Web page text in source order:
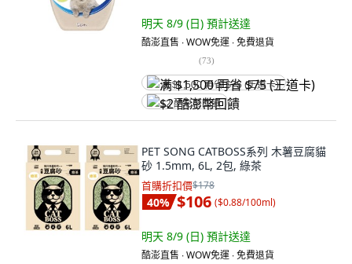
明天 8/9 (日) 預計送達
酷澎直售 ∙ WOW免運 ∙ 免費退貨
(73)
满 $1,500 再省 $75 (王道卡)
$2 酷澎幣回饋
PET SONG CATBOSS系列 木薯豆腐貓
砂 1.5mm, 6L, 2包, 綠茶
首購折扣價$178
40% $106 ($0.88/100ml)
明天 8/9 (日) 預計送達
酷澎直售 ∙ WOW免運 ∙ 免費退貨